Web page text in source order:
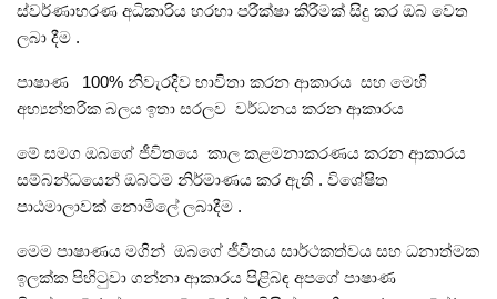
ස්වර්ණාභරණ අධිකාරිය හරහා පරීක්ෂා කිරීමක් සිදු කර ඔබ වෙත
ලබා දීම .
පාෂාණ 100% නිවැරදිව භාවිතා කරන ආකාරය සහ මෙහි
අභ්‍යන්තරික බලය ඉතා සරලව වර්ධනය කරන ආකාරය
මේ සමග ඔබගේ ජීවිතයෙ කාල කළමනාකරණය කරන ආකාරය
සම්බන්ධයෙන් ඔබටම නිර්මාණය කර ඇති . විශේෂිත
පාඨමාලාවක් නොමිලේ ලබාදීම .
මෙම පාෂාණය මගින් ඔබගේ ජීවිතය සාර්ථකත්වය සහ ධනාත්මක
ඉලක්ක පිහිටුවා ගන්නා ආකාරය පිළිබඳ අපගේ පාෂාණ